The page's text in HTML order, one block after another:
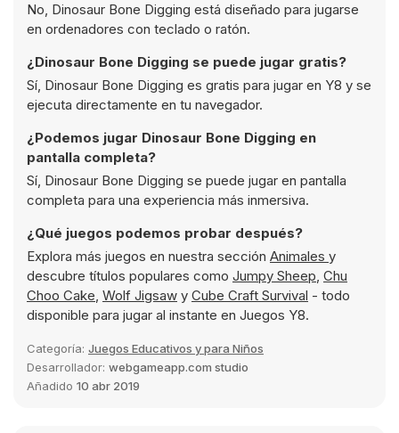
No, Dinosaur Bone Digging está diseñado para jugarse
en ordenadores con teclado o ratón.
¿Dinosaur Bone Digging se puede jugar gratis?
Sí, Dinosaur Bone Digging es gratis para jugar en Y8 y se
ejecuta directamente en tu navegador.
¿Podemos jugar Dinosaur Bone Digging en
pantalla completa?
Sí, Dinosaur Bone Digging se puede jugar en pantalla
completa para una experiencia más inmersiva.
¿Qué juegos podemos probar después?
Explora más juegos en nuestra sección Animales y
descubre títulos populares como Jumpy Sheep, Chu
Choo Cake, Wolf Jigsaw y Cube Craft Survival - todo
disponible para jugar al instante en Juegos Y8.
Categoría: Juegos Educativos y para Niños
Desarrollador: webgameapp.com studio
Añadido 10 abr 2019